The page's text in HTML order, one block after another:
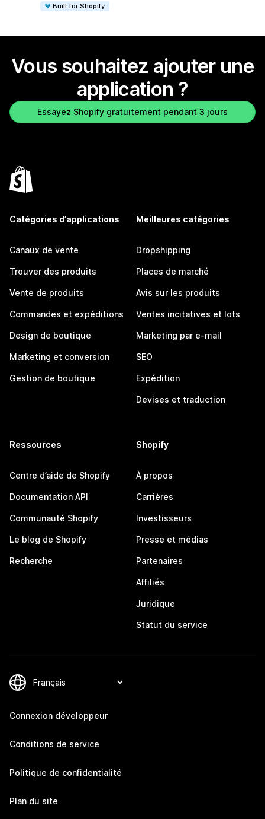
Built for Shopify
Vous souhaitez ajouter une
application ?
Essayez Shopify gratuitement pendant 3 jours
Catégories d’applications
Canaux de vente
Trouver des produits
Vente de produits
Commandes et expéditions
Design de boutique
Marketing et conversion
Gestion de boutique
Meilleures catégories
Dropshipping
Places de marché
Avis sur les produits
Ventes incitatives et lots
Marketing par e-mail
SEO
Expédition
Devises et traduction
Ressources
Centre d’aide de Shopify
Documentation API
Communauté Shopify
Le blog de Shopify
Recherche
Shopify
À propos
Carrières
Investisseurs
Presse et médias
Partenaires
Affiliés
Juridique
Statut du service
Connexion développeur
Conditions de service
Politique de confidentialité
Plan du site